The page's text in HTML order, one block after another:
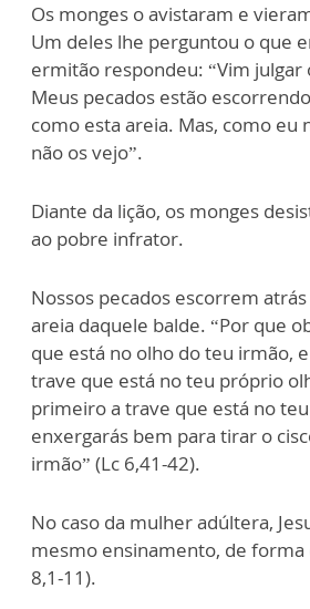
Os monges o avistaram e
Um deles lhe perguntou o que
ermitão respondeu: “Vim
Meus pecados estão
como esta areia. Mas, como eu
não os vejo”.
Diante da lição, os monges
ao pobre infrator.
Nossos pecados escorrem
areia daquele balde. “Por que
que está no olho do teu irmão,
trave que está no teu próprio
primeiro a trave que está no
enxergarás bem para tirar o
irmão” (Lc 6,41-42).
No caso da mulher adúltera,
mesmo ensinamento, de forma
8,1-11).